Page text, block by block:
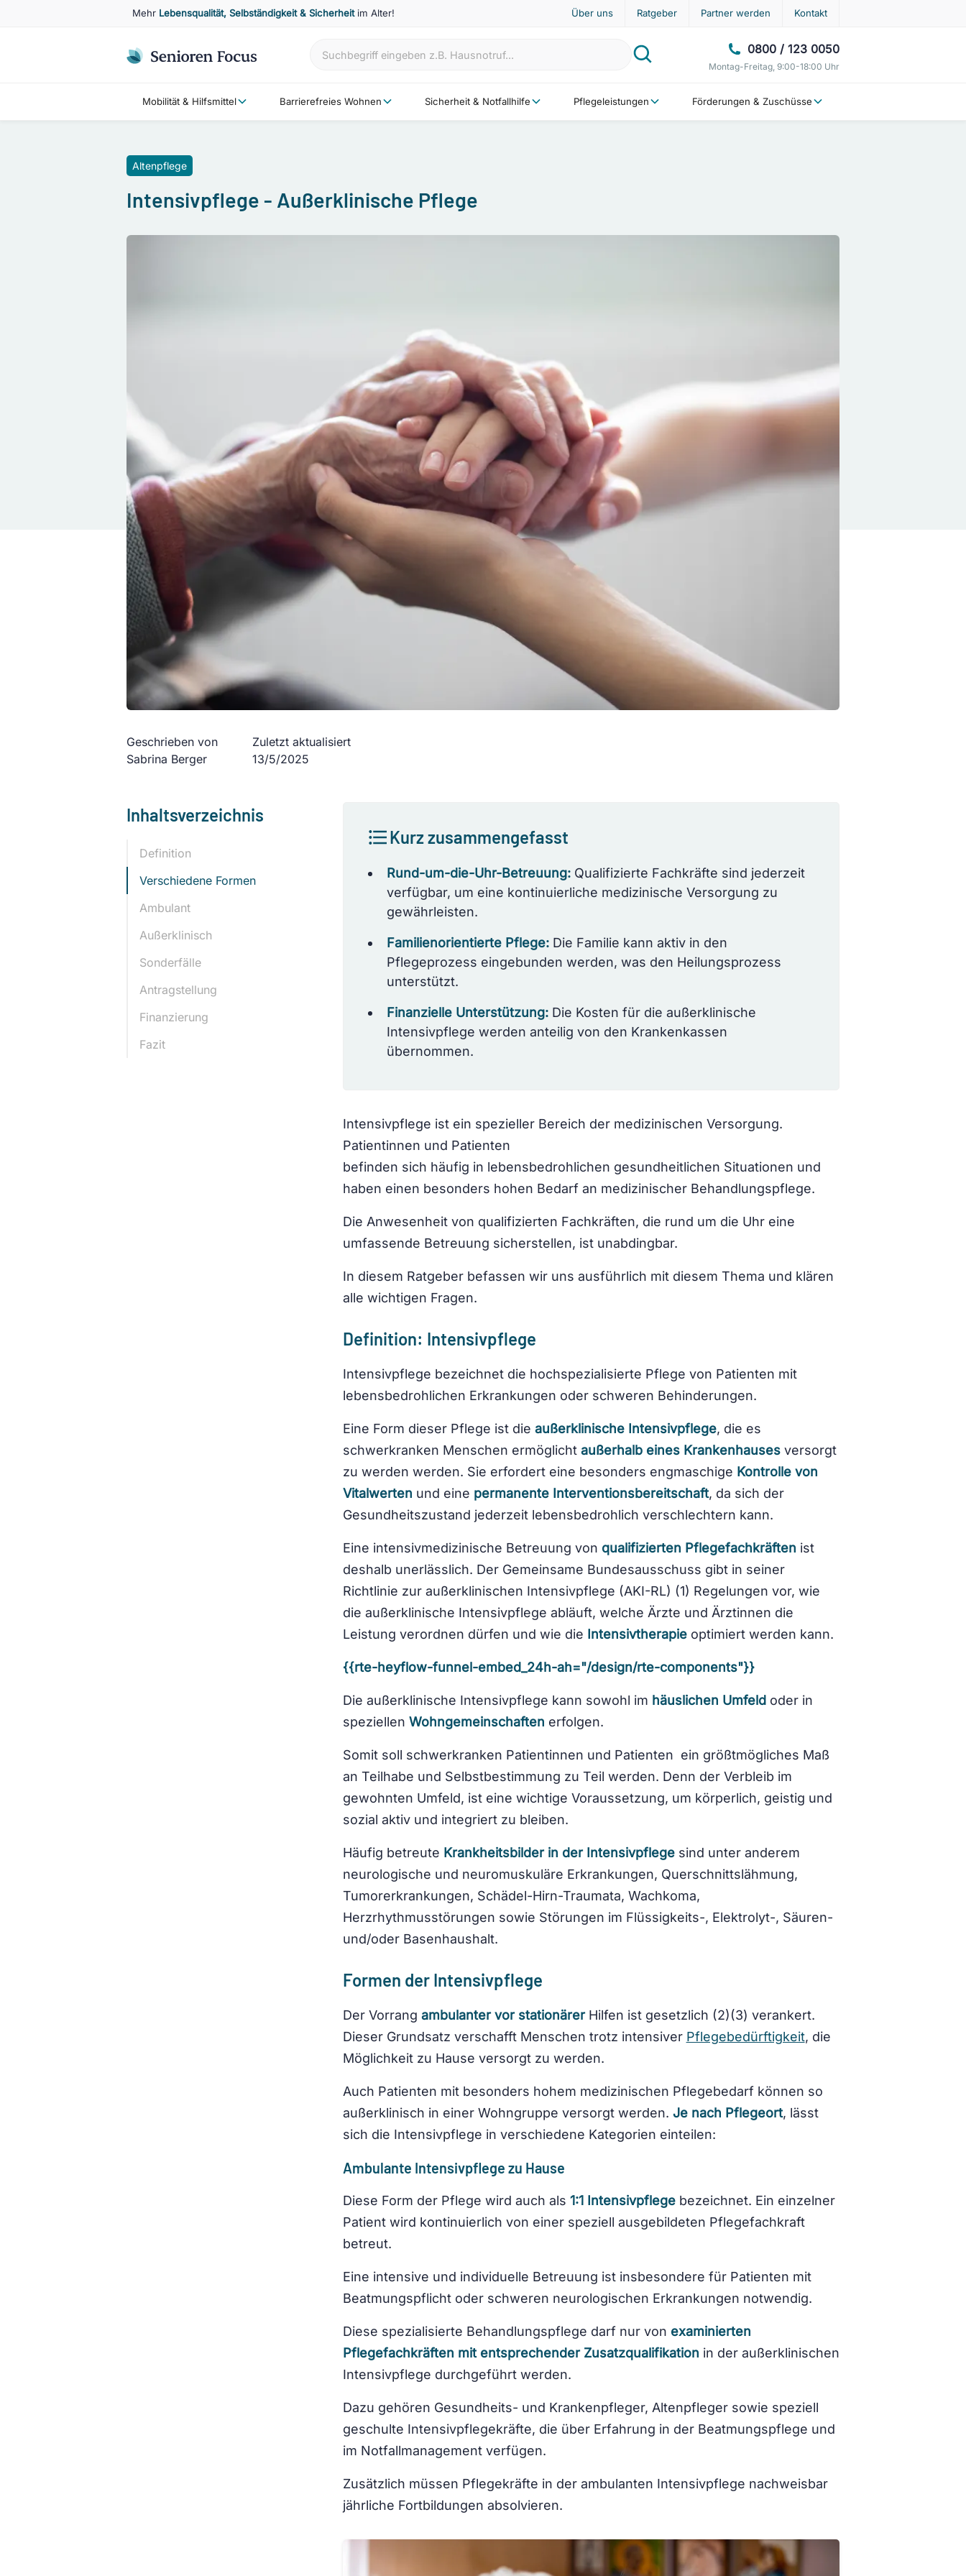
Mehr Lebensqualität, Selbständigkeit & Sicherheitim Alter! Über uns Ratgeber Partner werden Kontakt
0800 / 123 0050
Montag-Freitag, 9:00-18:00 Uhr
Mobilität & Hilfsmittel Barrierefreies Wohnen Sicherheit & Notfallhilfe Pflegeleistungen Förderungen & Zuschüsse
Altenpflege
Intensivpflege - Außerklinische Pflege
Geschrieben von
Sabrina Berger
Zuletzt aktualisiert
13/5/2025
Inhaltsverzeichnis
Definition
Verschiedene Formen
Ambulant
Außerklinisch
Sonderfälle
Antragstellung
Finanzierung
Fazit
Kurz zusammengefasst
Rund-um-die-Uhr-Betreuung:Qualifizierte Fachkräfte sind jederzeit
verfügbar, um eine kontinuierliche medizinische Versorgung zu
gewährleisten.
Familienorientierte Pflege:Die Familie kann aktiv in den
Pflegeprozess eingebunden werden, was den Heilungsprozess
unterstützt.
Finanzielle Unterstützung:Die Kosten für die außerklinische
Intensivpflege werden anteilig von den Krankenkassen
übernommen.
Intensivpflege ist ein spezieller Bereich der medizinischen Versorgung.
Patientinnen und Patienten
befinden sich häufig in lebensbedrohlichen gesundheitlichen Situationen und
haben einen besonders hohen Bedarf an medizinischer Behandlungspflege.
Die Anwesenheit von qualifizierten Fachkräften, die rund um die Uhr eine
umfassende Betreuung sicherstellen, ist unabdingbar.
In diesem Ratgeber befassen wir uns ausführlich mit diesem Thema und klären
alle wichtigen Fragen.
Definition: Intensivpflege
Intensivpflege bezeichnet die hochspezialisierte Pflege von Patienten mit
lebensbedrohlichen Erkrankungen oder schweren Behinderungen.
Eine Form dieser Pflege ist die außerklinische Intensivpflege, die es
schwerkranken Menschen ermöglichtaußerhalb eines Krankenhauses versorgt
zu werden werden. Sie erfordert eine besonders engmaschige Kontrolle von
Vitalwerten und eine permanente Interventionsbereitschaft, da sich der
Gesundheitszustand jederzeit lebensbedrohlich verschlechtern kann.
Eine intensivmedizinische Betreuung von qualifizierten Pflegefachkräften ist
deshalb unerlässlich. Der Gemeinsame Bundesausschuss gibt in seiner
Richtlinie zur außerklinischen Intensivpflege (AKI-RL) (1) Regelungen vor, wie
die außerklinische Intensivpflege abläuft, welche Ärzte und Ärztinnen die
Leistung verordnen dürfen und wie die Intensivtherapieoptimiert werden kann.
{{rte-heyflow-funnel-embed_24h-ah="/design/rte-components"}}
Die außerklinische Intensivpflege kann sowohl im häuslichen Umfeld oder in
speziellen Wohngemeinschaften erfolgen.
Somit soll schwerkranken Patientinnen und Patienten ein größtmögliches Maß
an Teilhabe und Selbstbestimmung zu Teil werden. Denn der Verbleib im
gewohnten Umfeld, ist eine wichtige Voraussetzung, um körperlich, geistig und
sozial aktiv und integriert zu bleiben.
Häufig betreute Krankheitsbilder in der Intensivpflegesind unter anderem
neurologische und neuromuskuläre Erkrankungen, Querschnittslähmung,
Tumorerkrankungen, Schädel-Hirn-Traumata, Wachkoma,
Herzrhythmusstörungen sowie Störungen im Flüssigkeits-, Elektrolyt-, Säuren-
und/oder Basenhaushalt.
Formen der Intensivpflege
Der Vorrang ambulanter vor stationärerHilfen ist gesetzlich (2)(3) verankert.
Dieser Grundsatz verschafft Menschen trotz intensiver Pflegebedürftigkeit, die
Möglichkeit zu Hause versorgt zu werden.
Auch Patienten mit besonders hohem medizinischen Pflegebedarf können so
außerklinisch in einer Wohngruppe versorgt werden. Je nach Pflegeort, lässt
sich die Intensivpflege in verschiedene Kategorien einteilen:
Ambulante Intensivpflege zu Hause
Diese Form der Pflege wird auch als 1:1 Intensivpflegebezeichnet. Ein einzelner
Patient wird kontinuierlich von einer speziell ausgebildeten Pflegefachkraft
betreut.
Eine intensive und individuelle Betreuung ist insbesondere für Patienten mit
Beatmungspflicht oder schweren neurologischen Erkrankungen notwendig.
Diese spezialisierte Behandlungspflege darf nur von examinierten
Pflegefachkräften mit entsprechender Zusatzqualifikation in der außerklinischen
Intensivpflege durchgeführt werden.
Dazu gehören Gesundheits- und Krankenpfleger, Altenpfleger sowie speziell
geschulte Intensivpflegekräfte, die über Erfahrung in der Beatmungspflege und
im Notfallmanagement verfügen.
Zusätzlich müssen Pflegekräfte in der ambulanten Intensivpflege nachweisbar
jährliche Fortbildungen absolvieren.